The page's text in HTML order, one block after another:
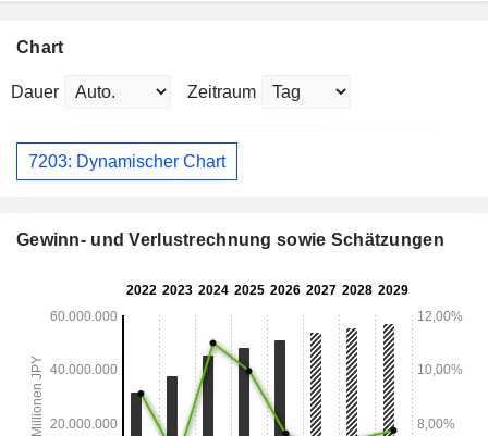
Chart
Dauer Zeitraum
7203: Dynamischer Chart
Gewinn- und Verlustrechnung sowie Schätzungen